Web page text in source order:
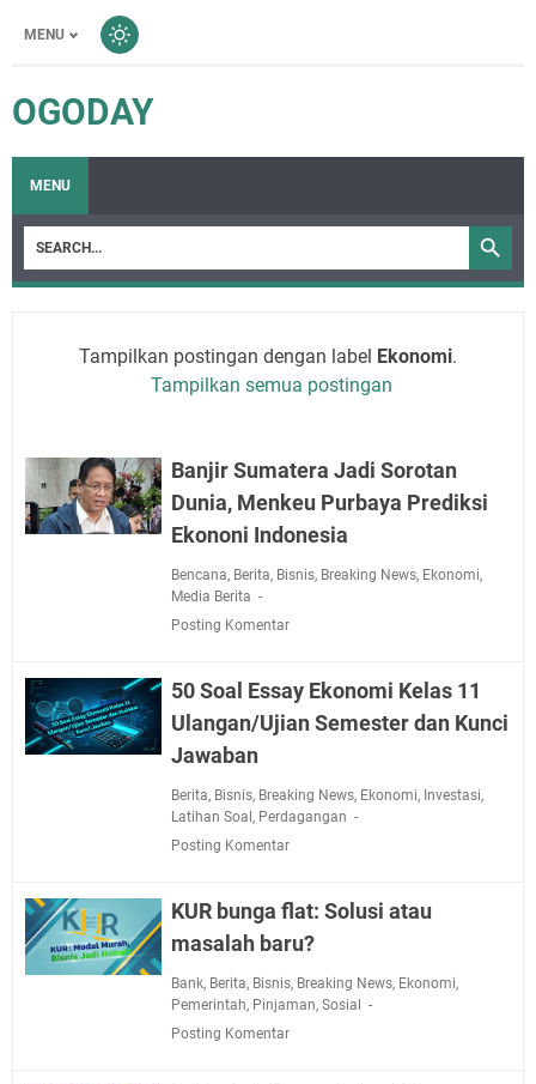
MENU
OGODAY
MENU
Tampilkan postingan dengan label Ekonomi.
Tampilkan semua postingan
Banjir Sumatera Jadi Sorotan
Dunia, Menkeu Purbaya Prediksi
Ekononi Indonesia
Bencana, Berita, Bisnis, Breaking News, Ekonomi,
Media Berita
Posting Komentar
50 Soal Essay Ekonomi Kelas 11
Ulangan/Ujian Semester dan Kunci
Jawaban
Berita, Bisnis, Breaking News, Ekonomi, Investasi,
Latihan Soal, Perdagangan
Posting Komentar
KUR bunga flat: Solusi atau
masalah baru?
Bank, Berita, Bisnis, Breaking News, Ekonomi,
Pemerintah, Pinjaman, Sosial
Posting Komentar